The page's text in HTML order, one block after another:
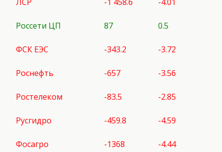
Россети ЦП 87 0.5
ФСК ЕЭС -343.2 -3.72
Роснефть -657 -3.56
Ростелеком -83.5 -2.85
Русгидро -459.8 -4.59
Фосагро -1368 -4.44